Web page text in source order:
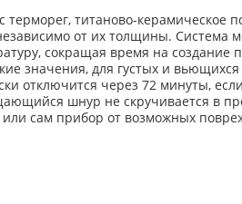
титаново-керамическое
от их толщины. Система
сокращая время на
значения, для густых и
отключится через 72 минуты,
шнур не скручивается в
сам прибор от возможных